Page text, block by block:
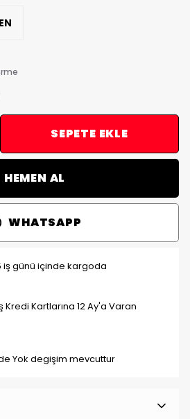
SEPETE EKLE
HEMEN AL
WHATSAPP
iş günü içinde kargoda
Kredi Kartlarına 12 Ay'a Varan
Yok degişim mevcuttur